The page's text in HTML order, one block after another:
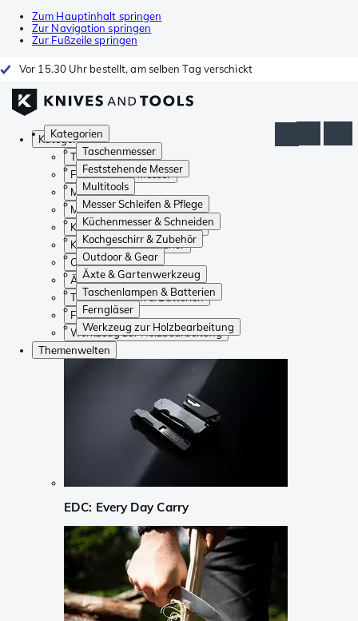
Zum Hauptinhalt springen
Zur Navigation springen
Zur Fußzeile springen
Vor 15.30 Uhr bestellt, am selben Tag verschickt
Kategorien
Taschenmesser
Feststehende Messer
Multitools
Messer Schleifen & Pflege
Küchenmesser & Schneiden
Kochgeschirr & Zubehör
Outdoor & Gear
Äxte & Gartenwerkzeug
Taschenlampen & Batterien
Ferngläser
Werkzeug zur Holzbearbeitung
Kategorien
Taschenmesser
Feststehende Messer
Multitools
Messer Schleifen & Pflege
Küchenmesser & Schneiden
Kochgeschirr & Zubehör
Outdoor & Gear
Äxte & Gartenwerkzeug
Taschenlampen & Batterien
Ferngläser
Werkzeug zur Holzbearbeitung
Themenwelten
EDC: Every Day Carry